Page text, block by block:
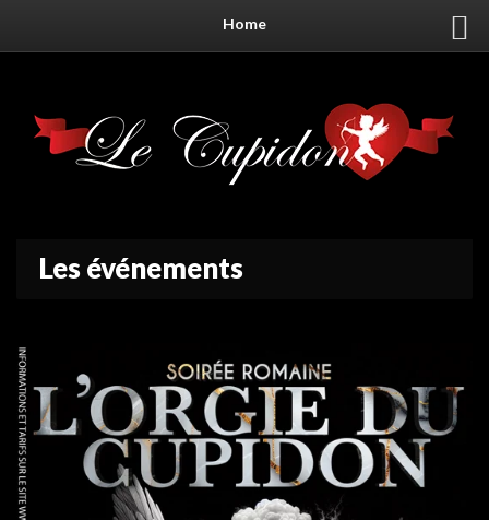
Home
Les événements